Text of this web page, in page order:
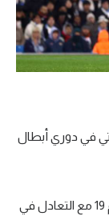
مع مانشستر سيتي في دوري أبطال
وتعرض سيتي تحت قيادة جوارديولا للهزيمة رقم 19 مع التعادل في